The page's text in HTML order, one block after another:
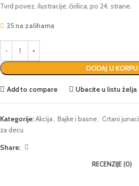
Tvrd povez, ilustracije, ćirilica, po 24. strane.
25 na zalihama
DODAJ U KORPU
Add to compare Ubacite u listu želja
Kategorije:Akcija, Bajke i basne, Crtani junaci
za decu
Share:
RECENZIJE (0)